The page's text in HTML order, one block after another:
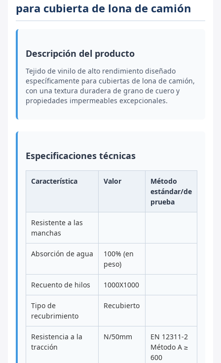
para cubierta de lona de camión
Descripción del producto
Tejido de vinilo de alto rendimiento diseñado
específicamente para cubiertas de lona de camión,
con una textura duradera de grano de cuero y
propiedades impermeables excepcionales.
Especificaciones técnicas
Característica Valor
Método
estándar/de
prueba
Resistente a las
manchas
Absorción de agua
100% (en
peso)
Recuento de hilos 1000X1000
Tipo de
recubrimiento
Recubierto
Resistencia a la
tracción
N/50mm
EN 12311-2
Método A ≥
600